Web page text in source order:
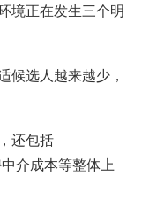
境正在发生三个明
候选人越来越少，
还包括
介成本等整体上